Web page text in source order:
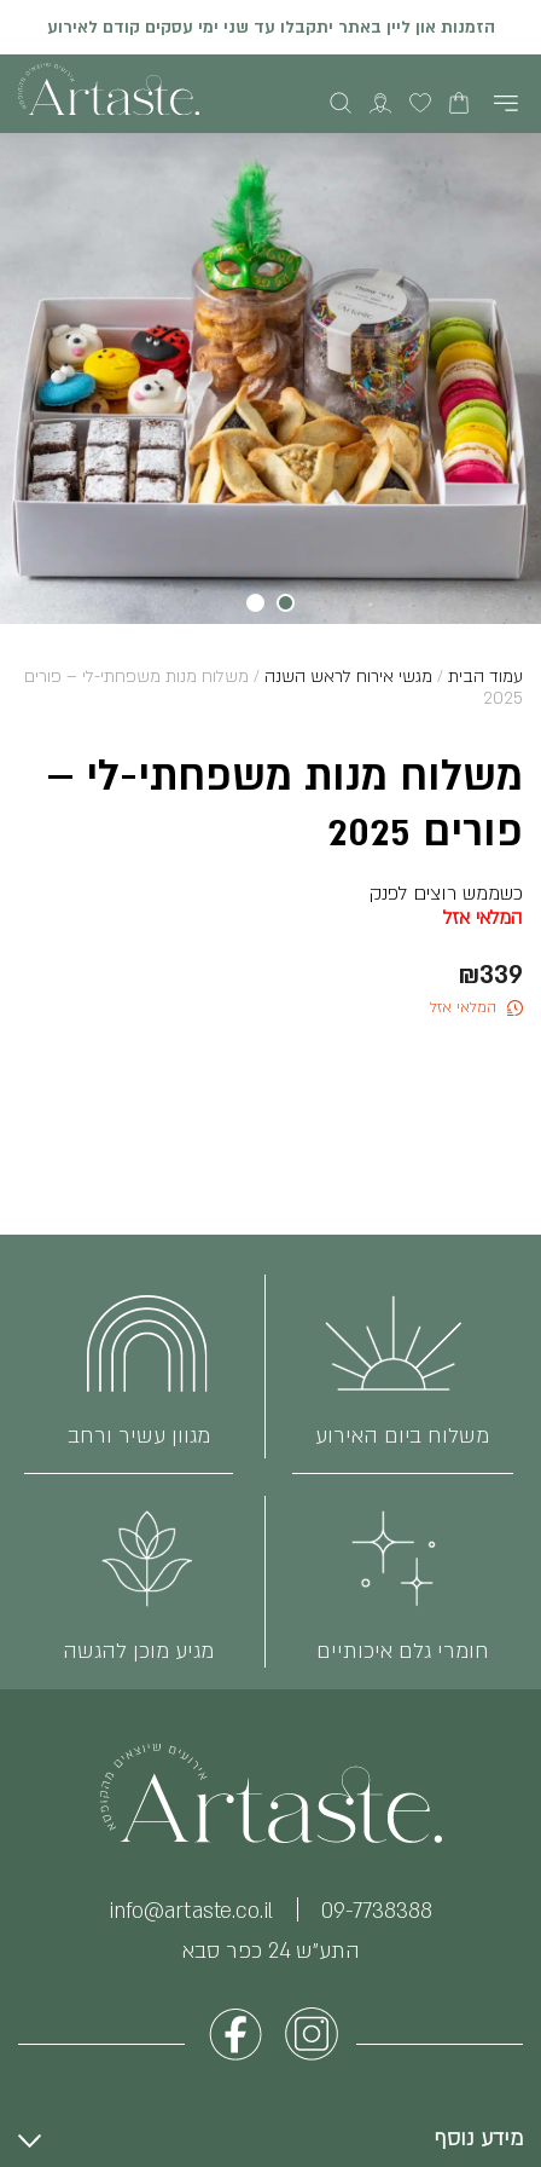
הזמנות און ליין באתר יתקבלו עד שני ימי עסקים קודם לאירוע
עמוד הבית / מגשי אירוח לראש השנה / משלוח מנות משפחתי-לי – פורים
2025
משלוח מנות משפחתי-לי –
פורים 2025
כשממש רוצים לפנק
המלאי אזל
₪339
המלאי אזל
משלוח ביום האירוע מגוון עשיר ורחב
חומרי גלם איכותיים מגיע מוכן להגשה
התע״ש 24 כפר סבא
09-7738388
info@artaste.co.il
מידע נוסף